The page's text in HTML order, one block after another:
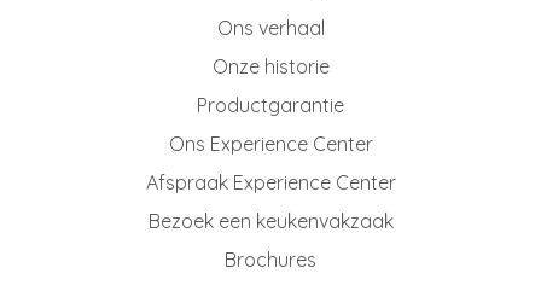
Ons verhaal
Onze historie
Productgarantie
Ons Experience Center
Afspraak Experience Center
Bezoek een keukenvakzaak
Brochures